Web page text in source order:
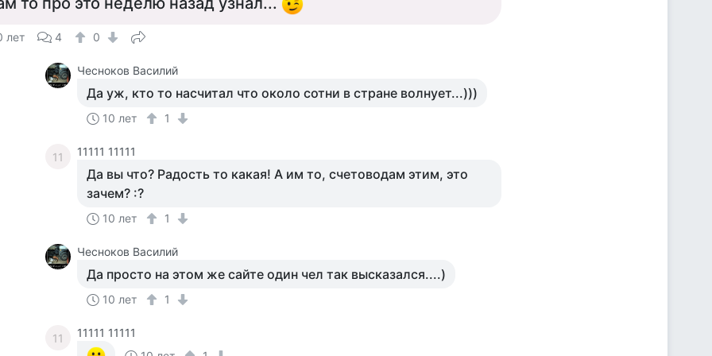
лет 4 0
Чесноков Василий
Да уж, кто то насчитал что около сотни в стране волнует...)))
10 лет 1
11 11111 11111
Да вы что? Радость то какая! А им то, счетоводам этим, это
зачем? :?
10 лет 1
Чесноков Василий
Да просто на этом же сайте один чел так высказался....)
10 лет 1
11
11111 11111